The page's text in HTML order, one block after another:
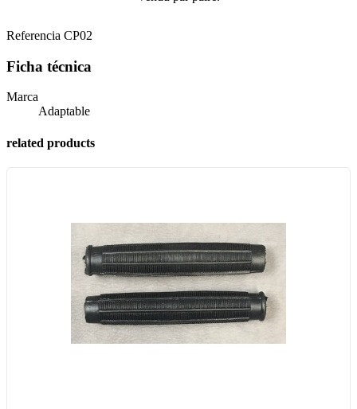
Referencia CP02
Ficha técnica
Marca
Adaptable
related products